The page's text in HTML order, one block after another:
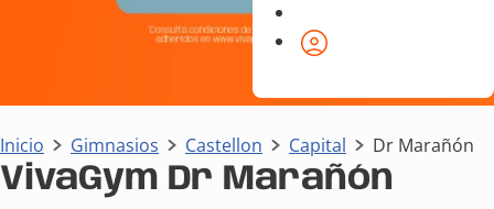
Inicio Gimnasios Castellon Capital Dr Marañón
VivaGym Dr Marañón